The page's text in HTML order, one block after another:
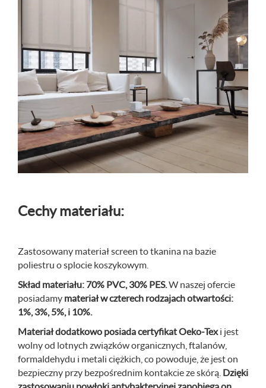
Cechy materiału:
Zastosowany materiał screen to tkanina na bazie
poliestru o splocie koszykowym.
Skład materiału: 70% PVC, 30% PES.W naszej ofercie
posiadamy materiał w czterech rodzajach otwartości:
1%, 3%, 5%, i 10%.
Materiał dodatkowo posiada certyfikat Oeko-Texi jest
wolny od lotnych związków organicznych, ftalanów,
formaldehydu i metali ciężkich, co powoduje, że jest on
bezpieczny przy bezpośrednim kontakcie ze skórą. Dzięki